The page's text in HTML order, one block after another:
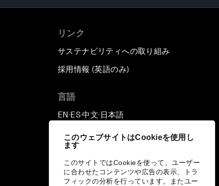
このウェブサイトはCookieを使用し
ます
このサイトではCookieを使って、ユーザー
に合わせたコンテンツや広告の表示、トラ
フィックの分析を行っています。またユー
リンク
サステナビリティへの取り組み
採用情報 (英語のみ)
言語
EN ▪ES▪中文▪ 日本語